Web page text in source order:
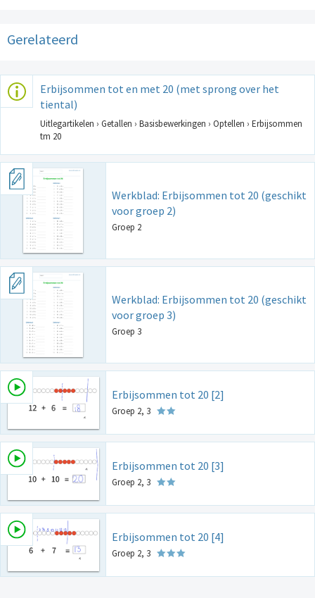
Gerelateerd
Erbijsommen tot en met 20 (met sprong over het
tiental)
Uitlegartikelen › Getallen › Basisbewerkingen › Optellen › Erbijsommen
tm 20
Werkblad: Erbijsommen tot 20 (geschikt
voor groep 2)
Groep 2
Werkblad: Erbijsommen tot 20 (geschikt
voor groep 3)
Groep 3
Erbijsommen tot 20 [2]
Groep 2, 3
Erbijsommen tot 20 [3]
Groep 2, 3
Erbijsommen tot 20 [4]
Groep 2, 3